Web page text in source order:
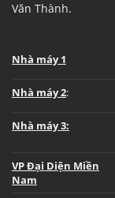
Văn Thành.
Nhà máy 1
Nhà máy 2:
Nhà máy 3:
VP Đại Diện Miền
Nam